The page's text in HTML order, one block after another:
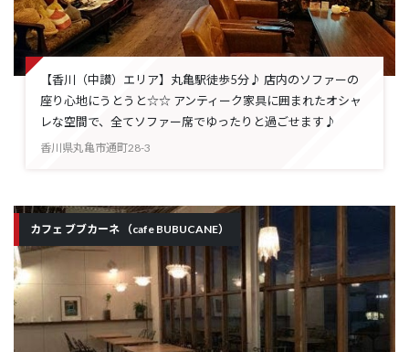
【香川（中讃）エリア】丸亀駅徒歩5分♪ 店内のソファーの
座り心地にうとうと☆☆ アンティーク家具に囲まれたオシャ
レな空間で、全てソファー席でゆったりと過ごせます♪
香川県丸亀市通町28-3
カフェ ブブカーネ （cafe BUBUCANE）